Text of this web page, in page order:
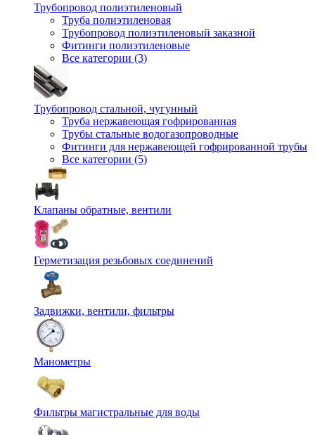
Трубопровод полиэтиленовый
Труба полиэтиленовая
Трубопровод полиэтиленовый заказной
Фитинги полиэтиленовые
Все категории (3)
Трубопровод стальной, чугунный
Труба нержавеющая гофрированная
Трубы стальные водогазопроводные
Фитинги для нержавеющей гофрированной трубы
Все категории (5)
Клапаны обратные, вентили
Герметизация резьбовых соединений
Задвижки, вентили, фильтры
Манометры
Фильтры магистральные для воды